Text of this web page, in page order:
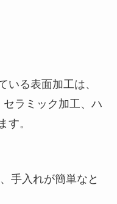
いる表面加工は、
ラミック加工、ハ
す。
手入れが簡単なと